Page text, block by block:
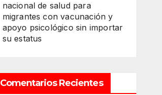
nacional de salud para
migrantes con vacunación y
apoyo psicológico sin importar
su estatus
Comentarios Recientes